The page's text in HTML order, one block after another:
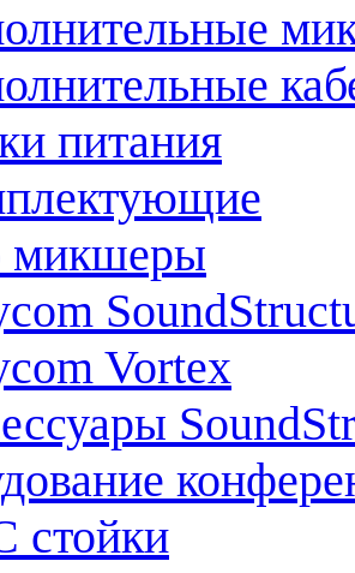
питания
микшеры
Vortex
стойки